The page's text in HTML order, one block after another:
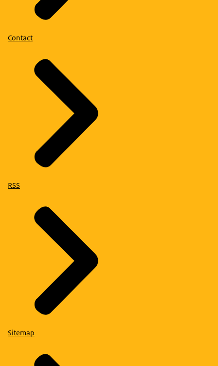
Contact
RSS
Sitemap